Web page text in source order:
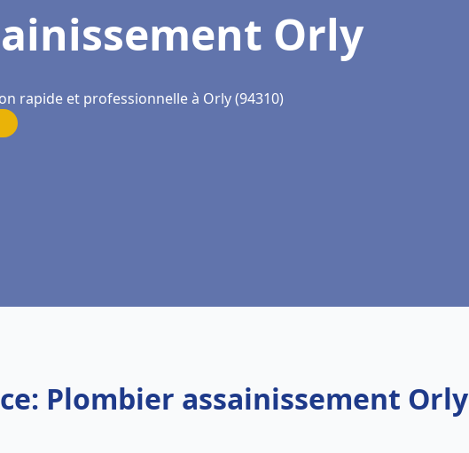
Orly
rapide et professionnelle à Orly (94310)
Plombier assainissement Orly